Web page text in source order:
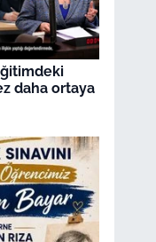
daha ortaya